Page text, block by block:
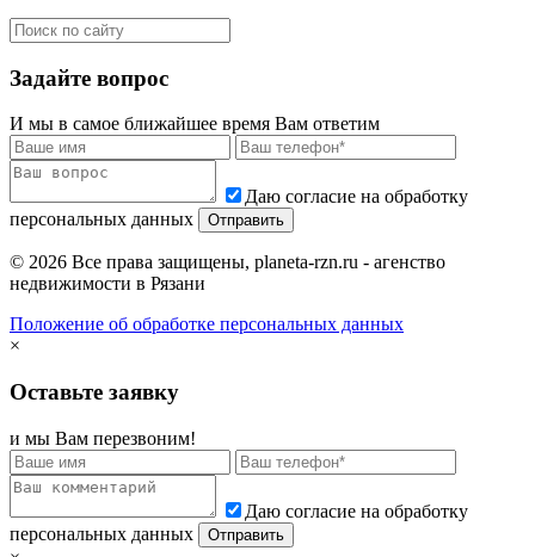
Задайте вопрос
И мы в самое ближайшее время Вам ответим
Даю согласие на обработку
персональных данных
© 2026 Все права защищены, planeta-rzn.ru - агенство
недвижимости в Рязани
Положение об обработке персональных данных
×
Оставьте заявку
и мы Вам перезвоним!
Даю согласие на обработку
персональных данных